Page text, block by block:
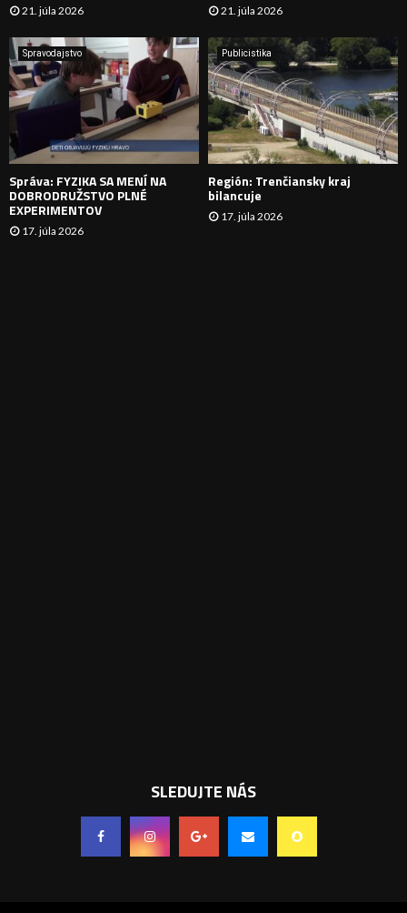
A
N
I
E
21. júla 2026 21. júla 2026
Spravodajstvo
Správa: FYZIKA SA MENÍ NA
DOBRODRUŽSTVO PLNÉ
EXPERIMENTOV
17. júla 2026
Publicistika
Región: Trenčiansky kraj
bilancuje
17. júla 2026
SLEDUJTE NÁS